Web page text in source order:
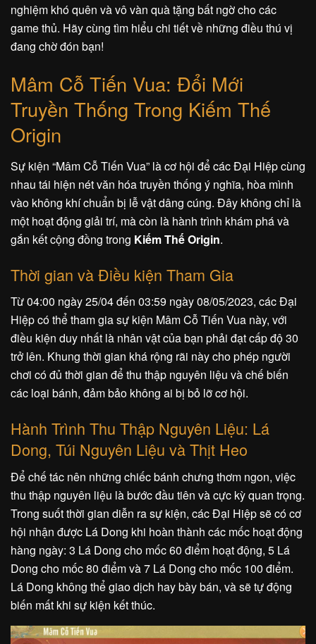
nghiệm khó quên và vô vàn quà tặng bất ngờ cho các
game thủ. Hãy cùng tìm hiểu chi tiết về những điều thú vị
đang chờ đón bạn!
Mâm Cỗ Tiến Vua: Đổi Mới
Truyền Thống Trong Kiếm Thế
Origin
Sự kiện “Mâm Cỗ Tiến Vua” là cơ hội để các Đại Hiệp cùng
nhau tái hiện nét văn hóa truyền thống ý nghĩa, hòa mình
vào không khí chuẩn bị lễ vật dâng cúng. Đây không chỉ là
một hoạt động giải trí, mà còn là hành trình khám phá và
gắn kết cộng đồng trong Kiếm Thế Origin.
Thời gian và Điều kiện Tham Gia
Từ 04:00 ngày 25/04 đến 03:59 ngày 08/05/2023, các Đại
Hiệp có thể tham gia sự kiện Mâm Cỗ Tiến Vua này, với
điều kiện duy nhất là nhân vật của bạn phải đạt cấp độ 30
trở lên. Khung thời gian khá rộng rãi này cho phép người
chơi có đủ thời gian để thu thập nguyên liệu và chế biến
các loại bánh, đảm bảo không ai bị bỏ lỡ cơ hội.
Hành Trình Thu Thập Nguyên Liệu: Lá
Dong, Túi Nguyên Liệu và Thịt Heo
Để chế tác nên những chiếc bánh chưng thơm ngon, việc
thu thập nguyên liệu là bước đầu tiên và cực kỳ quan trọng.
Trong suốt thời gian diễn ra sự kiện, các Đại Hiệp sẽ có cơ
hội nhận được Lá Dong khi hoàn thành các mốc hoạt động
hàng ngày: 3 Lá Dong cho mốc 60 điểm hoạt động, 5 Lá
Dong cho mốc 80 điểm và 7 Lá Dong cho mốc 100 điểm.
Lá Dong không thể giao dịch hay bày bán, và sẽ tự động
biến mất khi sự kiện kết thúc.